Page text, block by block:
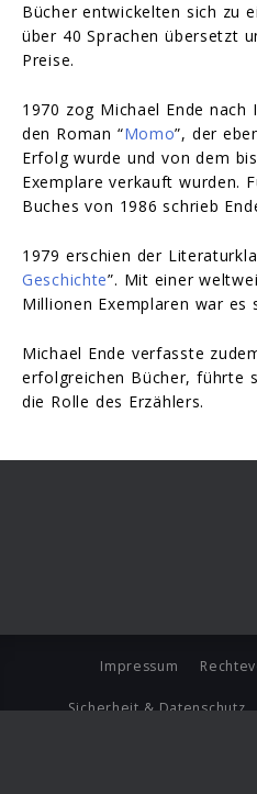
Bücher entwickelten sich zu
über 40 Sprachen übersetzt
Preise.
1970 zog Michael Ende
den Roman “Momo”, der
Erfolg wurde und von dem
Exemplare verkauft wurden.
Buches von 1986 schrieb
1979 erschien der
Geschichte”. Mit einer
Millionen Exemplaren war es
Michael Ende verfasste
erfolgreichen Bücher, führte
die Rolle des Erzählers.
Impressum
Sicherheit & Datenschutz